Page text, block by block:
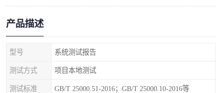
产品描述
型号 系统测试报告
测试方式 项目本地测试
测试标准 GB/T 25000.51-2016；GB/T 25000.10-2016等